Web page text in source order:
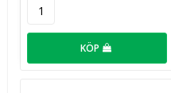
KÖP